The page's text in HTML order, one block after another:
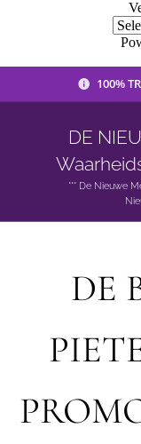
100%
DE
*** De Nieuwe
DE